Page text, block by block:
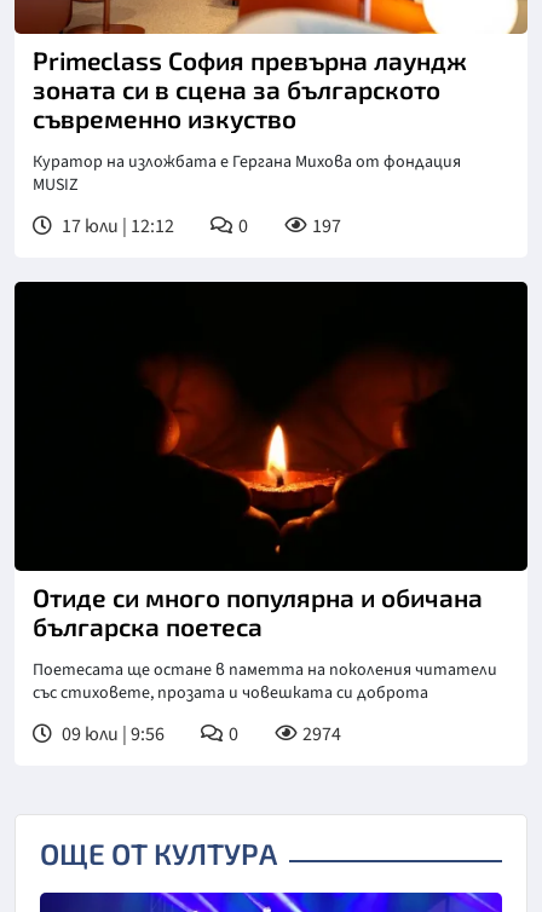
Primeclass София превърна лаундж
зоната си в сцена за българското
съвременно изкуство
Куратор на изложбата е Гергана Михова от фондация
MUSIZ
17 юли | 12:12 0 197
Отиде си много популярна и обичана
българска поетеса
Поетесата ще остане в паметта на поколения читатели
със стиховете, прозата и човешката си доброта
09 юли | 9:56 0 2974
ОЩЕ ОТ КУЛТУРА